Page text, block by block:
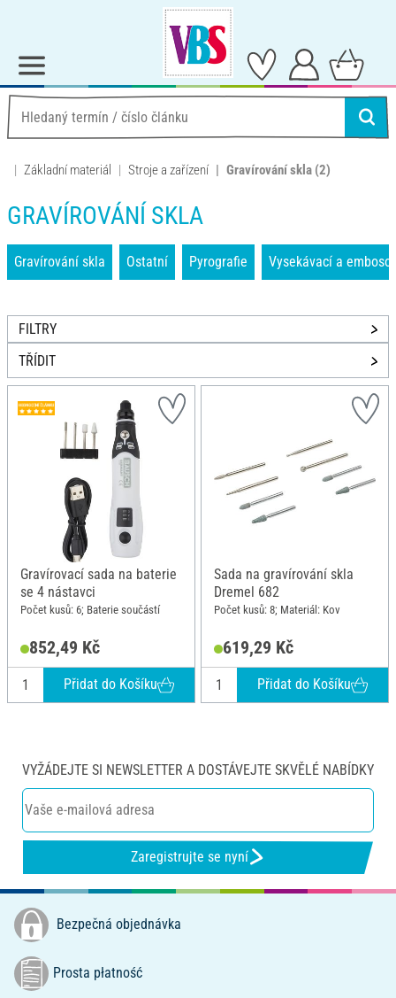
Základní materiál Stroje a zařízení Gravírování skla (2)
GRAVÍROVÁNÍ SKLA
Gravírování skla Ostatní Pyrografie Vysekávací a
FILTRY
TŘÍDIT
Gravírovací sada na baterie
se 4 nástavci
Počet kusů: 6; Baterie součástí
852,49 Kč
Přidat do Košíku
Sada na gravírování skla
Dremel 682
Počet kusů: 8; Materiál: Kov
619,29 Kč
Přidat do Košíku
VYŽÁDEJTE SI NEWSLETTER A DOSTÁVEJTE SKVĚLÉ NABÍDKY
Zaregistrujte se nyní
Bezpečná objednávka
Prosta płatność